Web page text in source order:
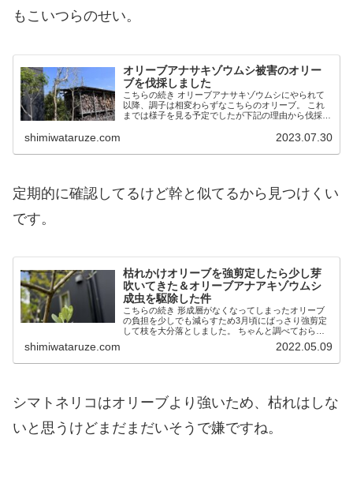
もこいつらのせい。
オリーブアナサキゾウムシ被害のオリー
ブを伐採しました
こちらの続き オリーブアナサキゾウムシにやられて
以降、調子は相変わらずなこちらのオリーブ。 これ
までは様子を見る予定でしたが下記の理由から伐採を
こばえが既に１ｍ近くまで成長 周辺に何もなけれ...
shimiwataruze.com 2023.07.30
定期的に確認してるけど幹と似てるから見つけくい
です。
枯れかけオリーブを強剪定したら少し芽
吹いてきた＆オリーブアナアキゾウムシ
成虫を駆除した件
こちらの続き 形成層がなくなってしまったオリーブ
の負担を少しでも減らすため3月頃にばっさり強剪定
して枝を大分落としました。 ちゃんと調べておらず
感覚任せなのでやり方合ってるのか分からないけどこ
んな仕上がり。 というかオリーブの剪定って難しい...
shimiwataruze.com 2022.05.09
シマトネリコはオリーブより強いため、枯れはしな
いと思うけどまだまだいそうで嫌ですね。